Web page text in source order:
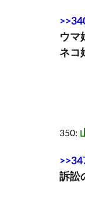
ウマ
ネコ
350:
訴訟